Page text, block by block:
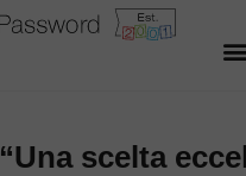
“Una scelta